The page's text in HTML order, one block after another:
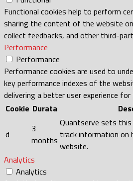
Functional cookies help to perform
sharing the content of the website
collect feedbacks, and other third-
Performance
Performance
Performance cookies are used to
key performance indexes of the
delivering a better user experience
Cookie Durata
d
3
months
Quantserve sets
track information on
website.
Analytics
Analytics